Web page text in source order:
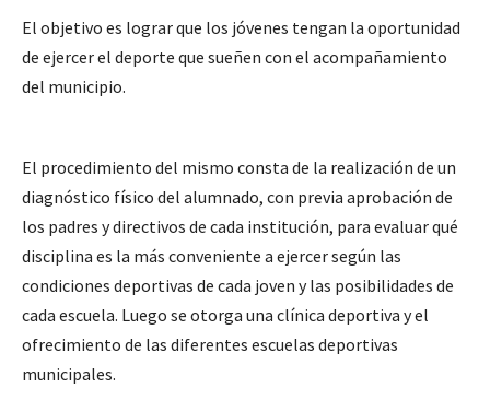
El objetivo es lograr que los jóvenes tengan la oportunidad
de ejercer el deporte que sueñen con el acompañamiento
del municipio.
El procedimiento del mismo consta de la realización de un
diagnóstico físico del alumnado, con previa aprobación de
los padres y directivos de cada institución, para evaluar qué
disciplina es la más conveniente a ejercer según las
condiciones deportivas de cada joven y las posibilidades de
cada escuela. Luego se otorga una clínica deportiva y el
ofrecimiento de las diferentes escuelas deportivas
municipales.